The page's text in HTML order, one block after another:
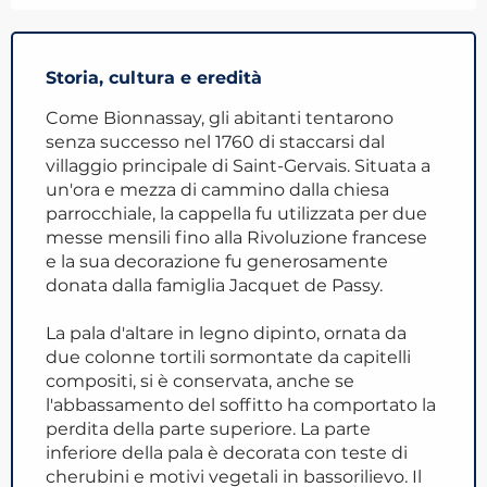
Storia, cultura e eredità
Come Bionnassay, gli abitanti tentarono
senza successo nel 1760 di staccarsi dal
villaggio principale di Saint-Gervais. Situata a
un'ora e mezza di cammino dalla chiesa
parrocchiale, la cappella fu utilizzata per due
messe mensili fino alla Rivoluzione francese
e la sua decorazione fu generosamente
donata dalla famiglia Jacquet de Passy.
La pala d'altare in legno dipinto, ornata da
due colonne tortili sormontate da capitelli
compositi, si è conservata, anche se
l'abbassamento del soffitto ha comportato la
perdita della parte superiore. La parte
inferiore della pala è decorata con teste di
cherubini e motivi vegetali in bassorilievo. Il